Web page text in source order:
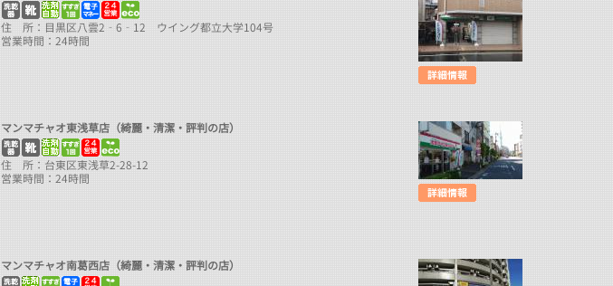
住 所：目黒区八雲2‐6‐12 ウイング都立大学104号
営業時間：24時間
マンマチャオ東浅草店（綺麗・清潔・評判の店）
住 所：台東区東浅草2-28-12
営業時間：24時間
マンマチャオ南葛西店（綺麗・清潔・評判の店）